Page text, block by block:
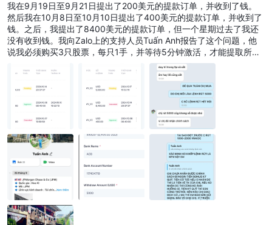
我在9月19日至9月21日提出了200美元的提款订单，并收到了钱。
然后我在10月8日至10月10日提出了400美元的提款订单，并收到了
钱。之后，我提出了8400美元的提款订单，但一个星期过去了我还
没有收到钱。我向Zalo上的支持人员Tuấn Anh报告了这个问题，他
说我必须购买3只股票，每只1手，并等待5分钟激活，才能提取所有
的钱。我说我会提取5000美元，并在购买这3只股票之前等待钱到
账。Tuấn Anh说我不能提取5000美元。我说这是不合逻辑的，因为
如果我不能提取，那么我一开始就不可能提取。他们故意让我购买昂
贵的股票来烧掉我的账户。我没有按照他们的要求行事，因为我觉得
这是不合理的。 我希望WK能帮助我向平台报告这个问题，这样我和
其他人就可以拿回钱来。